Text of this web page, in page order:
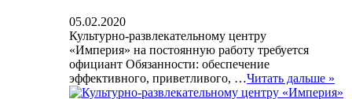
05.02.2020
Культурно-развлекательному центру
«Империя» на постоянную работу требуется
официант Обязанности: обеспечение
эффективного, приветливого, …Читать дальше »